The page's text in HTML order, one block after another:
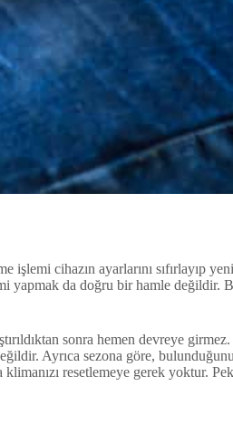
cihazın ayarlarını sıfırlayıp
yapmak da doğru bir hamle değildir.
sonra hemen devreye girmez.
Ayrıca sezona göre,
resetlemeye gerek yoktur.